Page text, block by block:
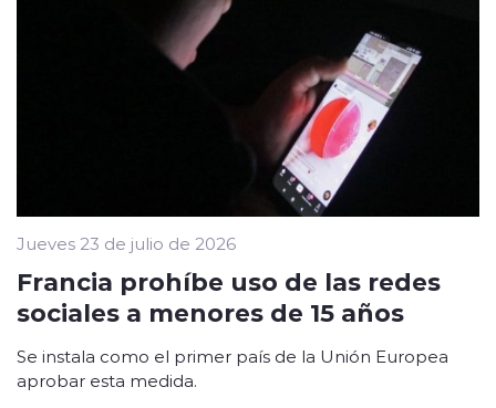
Jueves 23 de julio de 2026
Francia prohíbe uso de las redes
sociales a menores de 15 años
Se instala como el primer país de la Unión Europea
aprobar esta medida.